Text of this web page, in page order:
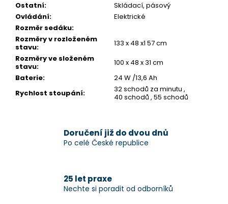
Ostatní:
Skládací, pásový
Ovládání:
Elektrické
Rozměr sedáku:
Rozměry v rozloženém
stavu:
133 x 48 x1 57 cm
Rozměry ve složeném
stavu:
100 x 48 x 31 cm
Baterie:
24 W /13,6 Ah
Rychlost stoupání:
32 schodů za minutu ,
40 schodů , 55 schodů
Doručení již do dvou dnů
Po celé České republice
25 let praxe
Nechte si poradit od odborníků